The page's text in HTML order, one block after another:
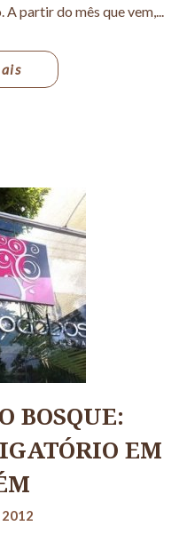
partir do mês que vem,...
BOSQUE:
EM